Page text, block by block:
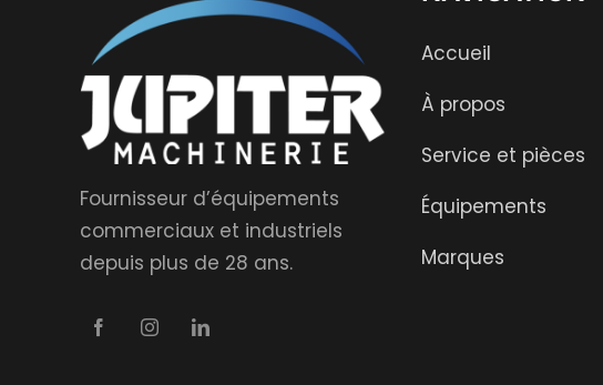
Fournisseur d’équipements
commerciaux et industriels
depuis plus de 28 ans.
Accueil
À propos
Service et pièces
Équipements
Marques